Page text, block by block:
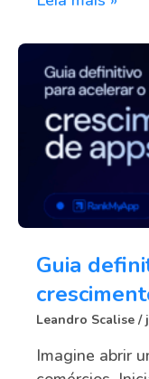
Guia
Leandro Scalise
Imagine abrir